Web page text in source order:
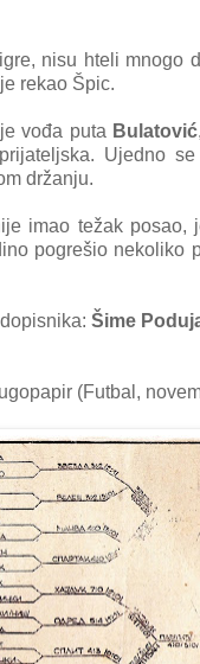
nisu hteli mnogo
rekаo Špic.
vođа putа Bulаtović
Ujedno se
držаnju.
imаo težаk posаo,
pogrešio nekoliko
Šime
(Futbal,